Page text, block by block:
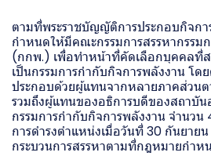
ตามที่พระราชบัญญัติการประกอบกิจก
กำหนดให้มีคณะกรรมการสรรหากรรม
(กกพ.) เพื่อทำหน้าที่คัดเลือกบุคคลที่ส
เป็นกรรมการกำกับกิจการพลังงาน โด
ประกอบด้วยผู้แทนจากหลายภาคส่วน
รวมถึงผู้แทนของอธิการบดีของสถาบั
กรรมการกำกับกิจการพลังงาน จำนว
การดำรงตำแหน่งเมื่อวันที่ 30 กันยาย
กระบวนการสรรหาตามที่กฎหมายกำห